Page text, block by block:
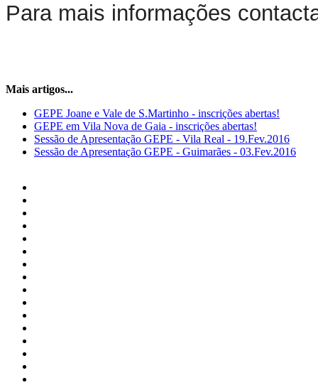
Para mais informações
Mais artigos...
GEPE Joane e Vale de S.Martinho - inscrições abertas!
GEPE em Vila Nova de Gaia - inscrições abertas!
Sessão de Apresentação GEPE - Vila Real - 19.Fev.2016
Sessão de Apresentação GEPE - Guimarães - 03.Fev.2016